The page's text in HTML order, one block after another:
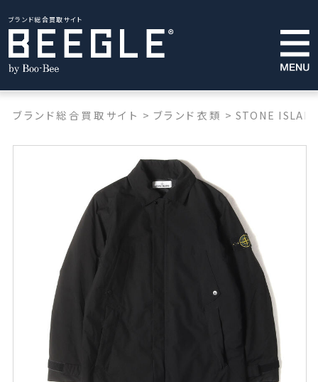
ブランド総合買取サイト
ブランド総合買取サイト > ブランド衣類 > STONE